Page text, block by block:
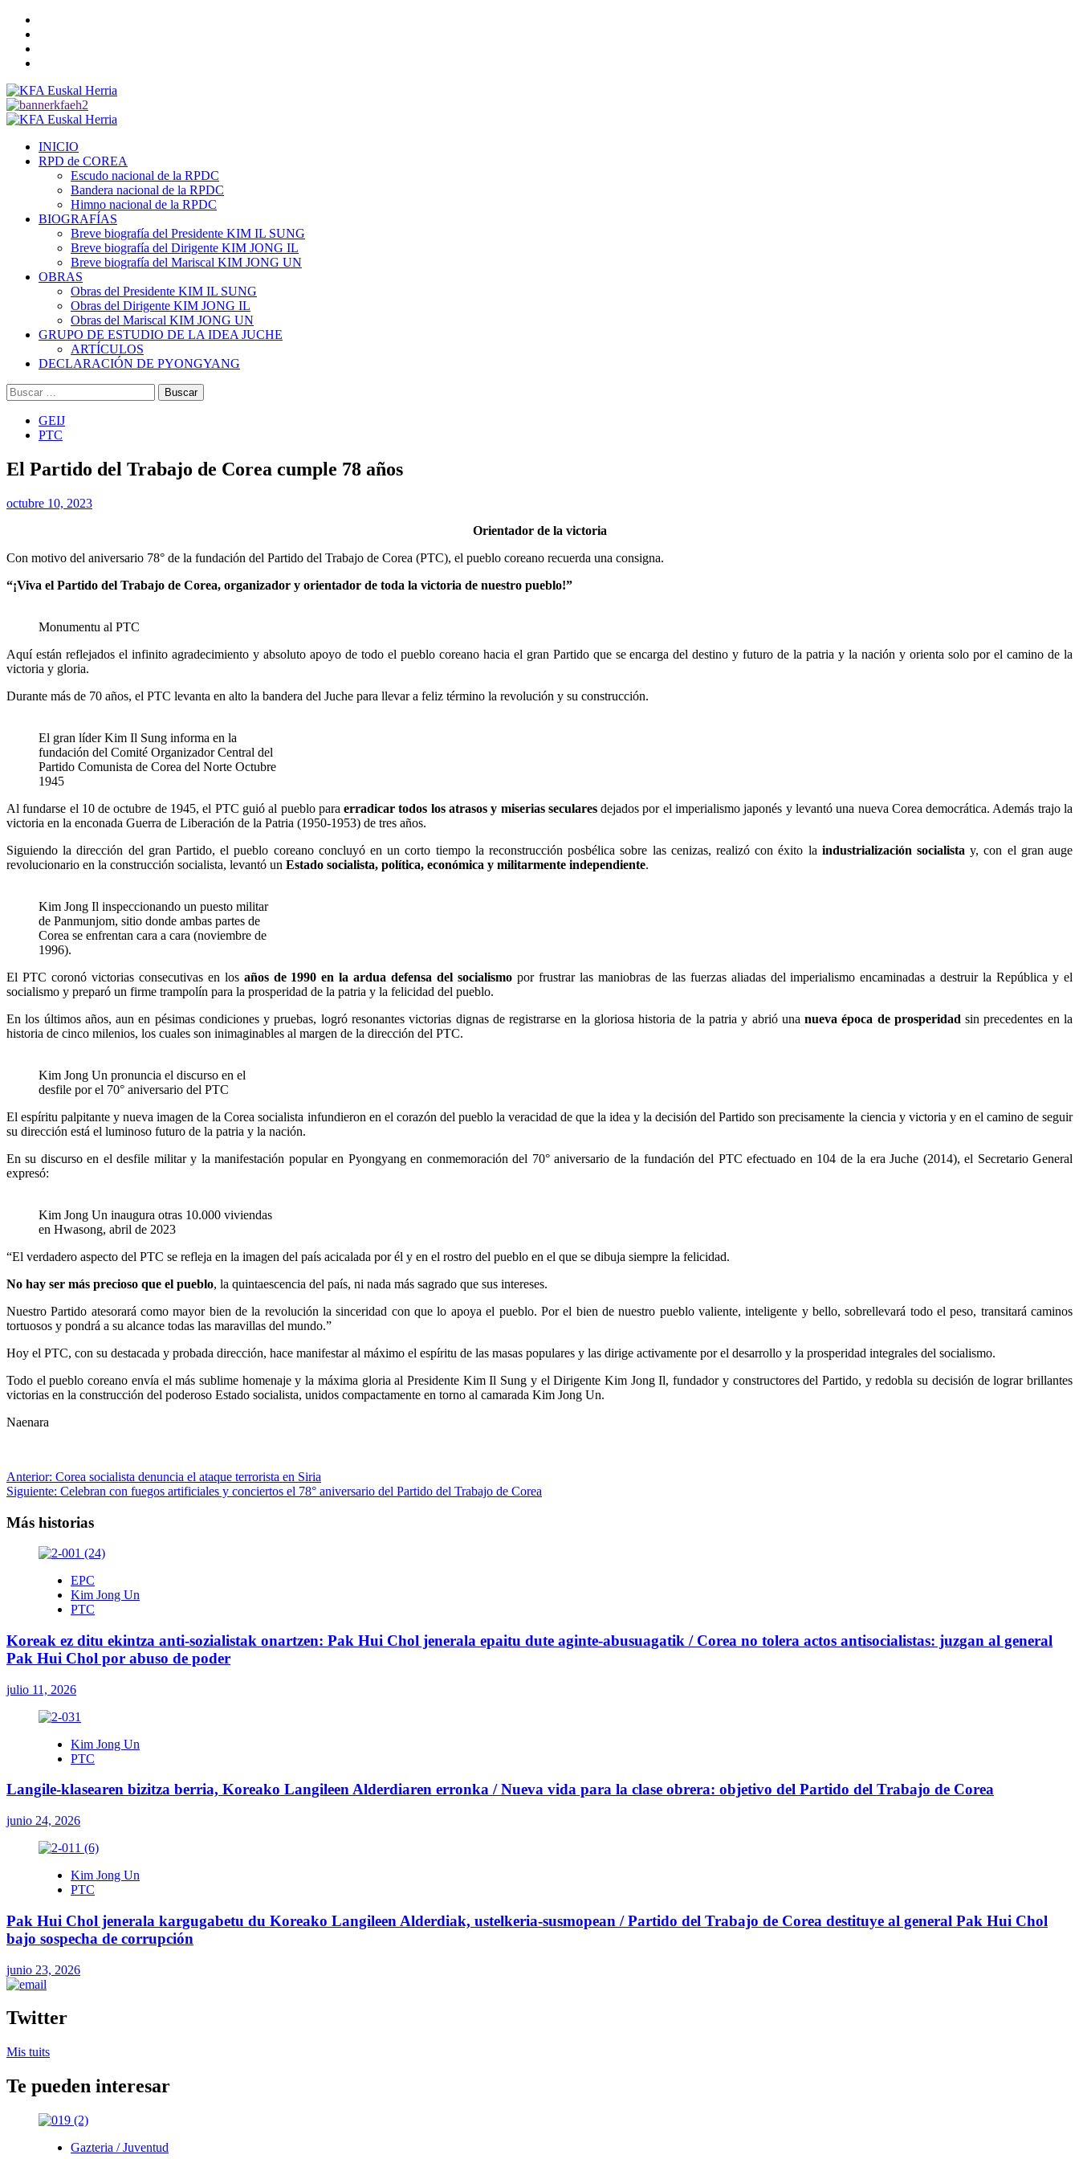
Saltar
contenido
Menú
INICIO
RPD de COREA
Escudo nacional de la RPDC
Bandera nacional de la RPDC
Himno nacional de la RPDC
BIOGRAFÍAS
Breve biografía del Presidente KIM IL SUNG
Breve biografía del Dirigente KIM JONG IL
Breve biografía del Mariscal KIM JONG UN
OBRAS
Obras del Presidente KIM IL SUNG
Obras del Dirigente KIM JONG IL
Obras del Mariscal KIM JONG UN
GRUPO DE ESTUDIO DE LA IDEA JUCHE
ARTÍCULOS
DECLARACIÓN DE PYONGYANG
Buscar:
GEIJ
PTC
El Partido del Trabajo de Corea cumple 78 años
octubre 10, 2023
Orientador de la victoria
Con motivo del aniversario 78° de la fundación del Partido del Trabajo de Corea (PTC), el pueblo coreano recuerda una consigna.
“¡Viva el Partido del Trabajo de Corea, organizador y orientador de toda la victoria de nuestro pueblo!”
Monumentu al PTC
Aquí están reflejados el infinito agradecimiento y absoluto apoyo de todo el pueblo coreano hacia el gran Partido que se encarga del destino y futuro de la patria y la nación y orienta solo por el camino de la
victoria y gloria.
Durante más de 70 años, el PTC levanta en alto la bandera del Juche para llevar a feliz término la revolución y su construcción.
El gran líder Kim Il Sung informa en la
fundación del Comité Organizador Central del
Partido Comunista de Corea del Norte Octubre
1945
Al fundarse el 10 de octubre de 1945, el PTC guió al pueblo paraerradicar todos los atrasos y miserias secularesdejados por el imperialismo japonés y levantó una nueva Corea democrática. Además trajo la
victoria en la enconada Guerra de Liberación de la Patria (1950-1953) de tres años.
Siguiendo la dirección del gran Partido, el pueblo coreano concluyó en un corto tiempo la reconstrucción posbélica sobre las cenizas, realizó con éxito la industrialización socialista y, con el gran auge
revolucionario en la construcción socialista, levantó un Estado socialista, política, económica y militarmente independiente.
Kim Jong Il inspeccionando un puesto militar
de Panmunjom, sitio donde ambas partes de
Corea se enfrentan cara a cara (noviembre de
1996).
El PTC coronó victorias consecutivas en los años de 1990 en la ardua defensa del socialismo por frustrar las maniobras de las fuerzas aliadas del imperialismo encaminadas a destruir la República y el
socialismo y preparó un firme trampolín para la prosperidad de la patria y la felicidad del pueblo.
En los últimos años, aun en pésimas condiciones y pruebas, logró resonantes victorias dignas de registrarse en la gloriosa historia de la patria y abrió unanueva época de prosperidad sin precedentes en la
historia de cinco milenios, los cuales son inimaginables al margen de la dirección del PTC.
Kim Jong Un pronuncia el discurso en el
desfile por el 70° aniversario del PTC
El espíritu palpitante y nueva imagen de la Corea socialista infundieron en el corazón del pueblo la veracidad de que la idea y la decisión del Partido son precisamente la ciencia y victoria y en el camino de seguir
su dirección está el luminoso futuro de la patria y la nación.
En su discurso en el desfile militar y la manifestación popular en Pyongyang en conmemoración del 70° aniversario de la fundación del PTC efectuado en 104 de la era Juche (2014), el Secretario General
expresó:
Kim Jong Un inaugura otras 10.000 viviendas
en Hwasong, abril de 2023
“El verdadero aspecto del PTC se refleja en la imagen del país acicalada por él y en el rostro del pueblo en el que se dibuja siempre la felicidad.
No hay ser más precioso que el pueblo, la quintaescencia del país, ni nada más sagrado que sus intereses.
Nuestro Partido atesorará como mayor bien de la revolución la sinceridad con que lo apoya el pueblo. Por el bien de nuestro pueblo valiente, inteligente y bello, sobrellevará todo el peso, transitará caminos
tortuosos y pondrá a su alcance todas las maravillas del mundo.”
Hoy el PTC, con su destacada y probada dirección, hace manifestar al máximo el espíritu de las masas populares y las dirige activamente por el desarrollo y la prosperidad integrales del socialismo.
Todo el pueblo coreano envía el más sublime homenaje y la máxima gloria al Presidente Kim Il Sung y el Dirigente Kim Jong Il, fundador y constructores del Partido, y redobla su decisión de lograr brillantes
victorias en la construcción del poderoso Estado socialista, unidos compactamente en torno al camarada Kim Jong Un.
Naenara
Navegación
de
entradas
Anterior: Corea socialista denuncia el ataque terrorista en Siria
Siguiente: Celebran con fuegos artificiales y conciertos el 78° aniversario del Partido del Trabajo de Corea
Más historias
EPC
Kim Jong Un
PTC
Koreak ez ditu ekintza anti-sozialistak onartzen: Pak Hui Chol jenerala epaitu dute aginte-abusuagatik / Corea no tolera actos antisocialistas: juzgan al general
Pak Hui Chol por abuso de poder
julio 11, 2026
Kim Jong Un
PTC
Langile-klasearen bizitza berria, Koreako Langileen Alderdiaren erronka / Nueva vida para la clase obrera: objetivo del Partido del Trabajo de Corea
junio 24, 2026
Kim Jong Un
PTC
Pak Hui Chol jenerala kargugabetu du Koreako Langileen Alderdiak, ustelkeria-susmopean / Partido del Trabajo de Corea destituye al general Pak Hui Chol
bajo sospecha de corrupción
junio 23, 2026
Twitter
Mis tuits
Te pueden interesar
Gazteria / Juventud